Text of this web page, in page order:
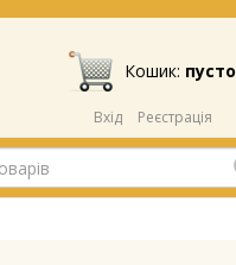
Кошик: пусто
Вхід Реєстрація